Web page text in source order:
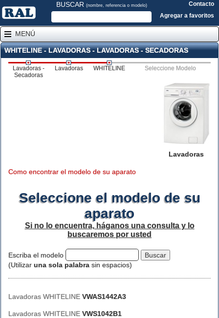
BUSCAR (nombre, referencia o modelo)
Contacto
Agregar a favoritos
MENÚ
WHITELINE - LAVADORAS - LAVADORAS - SECADORAS
Lavadoras -
Secadoras
Lavadoras WHITELINE Seleccione Modelo
Lavadoras
Como encontrar el modelo de su aparato
Seleccione el modelo de su
aparato
Si no lo encuentra, háganos una consulta y lo
buscaremos por usted
Escriba el modelo
(Utilizar una sola palabra sin espacios)
Lavadoras WHITELINE VWAS1442A3
Lavadoras WHITELINE VWS1042B1